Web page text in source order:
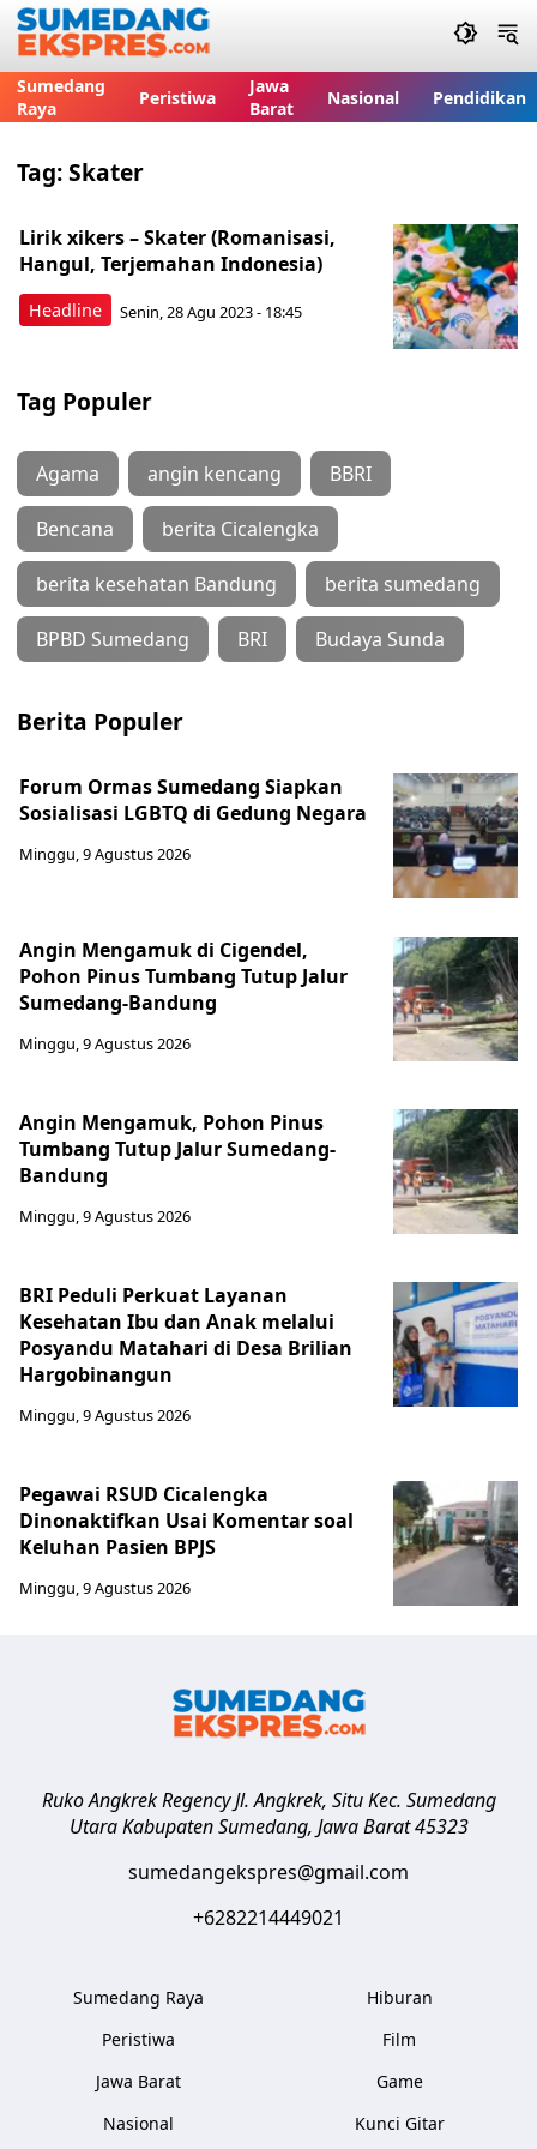
Sumedang
Raya
Peristiwa
Jawa
Barat
Nasional Pendidikan
Tag:Skater
Headline
Lirik xikers – Skater (Romanisasi,
Hangul, Terjemahan Indonesia)
Senin, 28 Agu 2023 - 18:45
Tag Populer
Agama angin kencang BBRI
Bencana berita Cicalengka
berita kesehatan Bandung berita sumedang
BPBD Sumedang BRI Budaya Sunda
Berita Populer
Forum Ormas Sumedang Siapkan
Sosialisasi LGBTQ di Gedung Negara
Minggu, 9 Agustus 2026
Angin Mengamuk di Cigendel,
Pohon Pinus Tumbang Tutup Jalur
Sumedang-Bandung
Minggu, 9 Agustus 2026
Angin Mengamuk, Pohon Pinus
Tumbang Tutup Jalur Sumedang-
Bandung
Minggu, 9 Agustus 2026
BRI Peduli Perkuat Layanan
Kesehatan Ibu dan Anak melalui
Posyandu Matahari di Desa Brilian
Hargobinangun
Minggu, 9 Agustus 2026
Pegawai RSUD Cicalengka
Dinonaktifkan Usai Komentar soal
Keluhan Pasien BPJS
Minggu, 9 Agustus 2026
Ruko Angkrek Regency Jl. Angkrek, Situ Kec. Sumedang
Utara Kabupaten Sumedang, Jawa Barat 45323
sumedangekspres@gmail.com
+6282214449021
Sumedang Raya
Peristiwa
Jawa Barat
Nasional
Hiburan
Film
Game
Kunci Gitar